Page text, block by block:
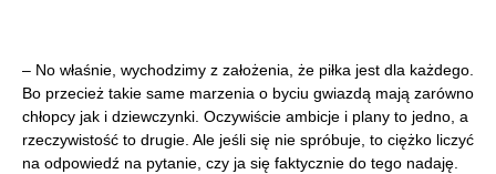
– No właśnie, wychodzimy z założenia, że piłka jest dla każdego.
Bo przecież takie same marzenia o byciu gwiazdą mają zarówno
chłopcy jak i dziewczynki. Oczywiście ambicje i plany to jedno, a
rzeczywistość to drugie. Ale jeśli się nie spróbuje, to ciężko liczyć
na odpowiedź na pytanie, czy ja się faktycznie do tego nadaję.